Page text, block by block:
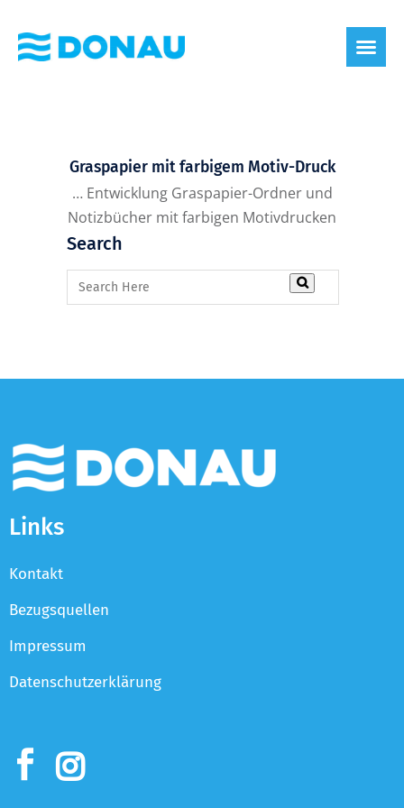
Graspapier mit farbigem Motiv-Druck
… Entwicklung Graspapier-Ordner und
Notizbücher mit farbigen Motivdrucken
Search
Links
Kontakt
Bezugsquellen
Impressum
Datenschutzerklärung